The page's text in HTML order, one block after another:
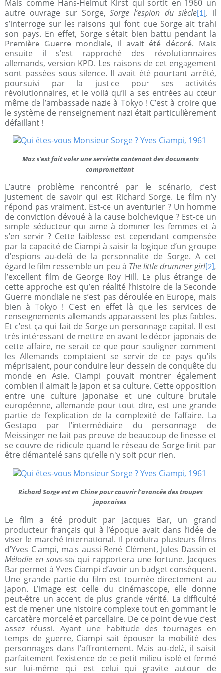
Mais comme Hans-Helmut Kirst qui sortit en 1960 un
autre ouvrage sur Sorge, Sorge l’espion du siècle[1] , il
s’interroge sur les raisons qui font que Sorge ait trahi
son pays. En effet, Sorge s’était bien battu pendant la
Première Guerre mondiale, il avait été décoré. Mais
ensuite il s’est rapproché des révolutionnaires
allemands, version KPD. Les raisons de cet engagement
sont passées sous silence. Il avait été pourtant arrêté,
poursuivi par la justice pour ses activités
révolutionnaires, et le voilà qu’il a ses entrées au cœur
même de l’ambassade nazie à Tokyo ! C’est à croire que
le système de renseignement nazi était particulièrement
défaillant !
Max s’est fait voler une serviette contenant des documents
compromettant
L’autre problème rencontré par le scénario, c’est
justement de savoir qui est Richard Sorge. Le film n’y
répond pas vraiment. Est-ce un aventurier ? Un homme
de conviction dévoué à la cause bolchevique ? Est-ce un
simple séducteur qui aime à dominer les femmes et à
s’en servir ? Cette faiblesse est cependant compensée
par la capacité de Ciampi à saisir la logique d’un groupe
d’espions au-delà de la personnalité de Sorge. A cet
égard le film ressemble un peu à The little drummer girl [2],
l’excellent film de George Roy Hill. Le plus étrange de
cette approche est qu’en réalité l’histoire de la Seconde
Guerre mondiale ne s’est pas déroulée en Europe, mais
bien à Tokyo ! C’est en effet là que les services de
renseignements allemands apparaissent les plus faibles.
Et c’est ça qui fait de Sorge un personnage capital. Il est
très intéressant de mettre en avant le décor japonais de
cette affaire, ne serait ce que pour souligner comment
les Allemands comptaient se servir de ce pays qu’ils
méprisaient, pour conduire leur dessein de conquête du
monde en Asie. Ciampi pouvait montrer également
combien il aimait le Japon et sa culture. Cette opposition
entre une culture japonaise et une culture brutale
européenne, allemande pour tout dire, est une grande
partie de l’explication de la complexité de l’affaire. La
Gestapo par l’intermédiaire du personnage de
Meissinger ne fait pas preuve de beaucoup de finesse et
se couvre de ridicule quand le réseau de Sorge finit par
être démantelé sans qu’elle n'y soit pour rien.
Richard Sorge est en Chine pour couvrir l’avancée des troupes
japonaises
Le film a été produit par Jacques Bar, un grand
producteur français qui à l’époque avait dans l’idée de
viser le marché international. Il produira plusieurs films
d’Yves Ciampi, mais aussi René Clément, Jules Dassin et
Mélodie en sous-sol qui rapportera une fortune. Jacques
Bar permet à Yves Ciampi d’avoir un budget conséquent.
Une grande partie du film est tournée directement au
Japon. L’image est celle du cinémascope, elle donne
peut-être un accent de plus grande vérité. La difficulté
est de mener une histoire complexe tout en gommant le
carcatère morcelé et parcellaire. De ce point de vue c’est
assez réussi. Ayant une habitude des tournages en
temps de guerre, Ciampi sait épouser la mobilité des
personnages dans l’affrontement. Mais au-delà, il saisit
parfaitement l’existence de ce petit milieu isolé et fermé
sur lui-même qui est celui qui gravite autour de